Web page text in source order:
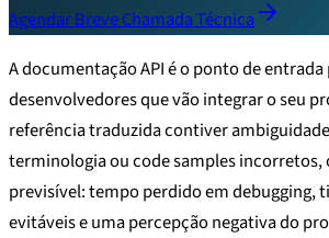
Agendar Breve Chamada Técnica
A documentação API é o ponto de entrada
desenvolvedores que vão integrar o seu
referência traduzida contiver
terminologia ou code samples incorretos,
previsível: tempo perdido em debugging,
evitáveis e uma percepção negativa do